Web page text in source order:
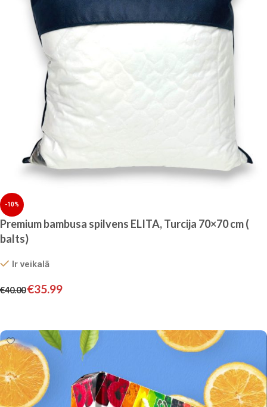
-10%
Premium bambusa spilvens ELITA, Turcija 70×70 cm (
balts)
Ir veikalā
€40.00€35.99